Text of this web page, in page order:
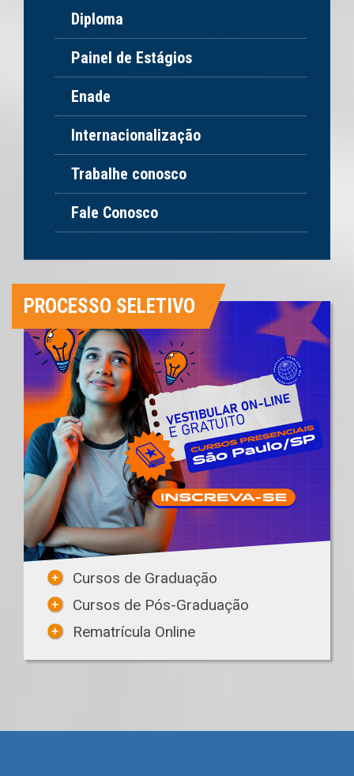
Diploma
Painel de Estágios
Enade
Internacionalização
Trabalhe conosco
Fale Conosco
PROCESSO SELETIVO
Cursos de Graduação
Cursos de Pós-Graduação
Rematrícula Online